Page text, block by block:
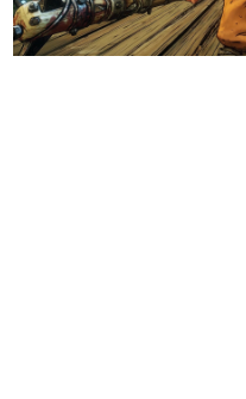
特集記事